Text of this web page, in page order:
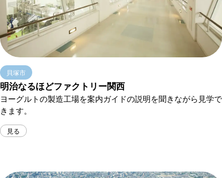
貝塚市
明治なるほどファクトリー関西
ヨーグルトの製造工場を案内ガイドの説明を聞きながら見学で
きます。
見る